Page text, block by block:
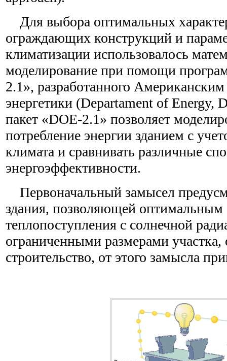
Для выбора оптимальных
ограждающих конструкций и
климатизации использовалось
моделирование при помощи
2.1», разработанного
энергетики (Departament of
пакет «DOE-2.1» позволяет
потребление энергии зданием с
климата и сравнивать различные
энергоэффективности.
Первоначальный замысел
здания, позволяющей оптимальным
теплопоступления с солнечной
ограниченными размерами участка,
строительство, от этого замысла